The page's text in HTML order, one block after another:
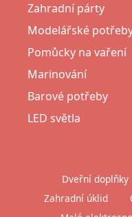
Zahradní párty
Modelářské
Pomůcky na vaření
Marinování
Barové potřeby
LED světla
Dveřní doplňky
Zahradní úklid